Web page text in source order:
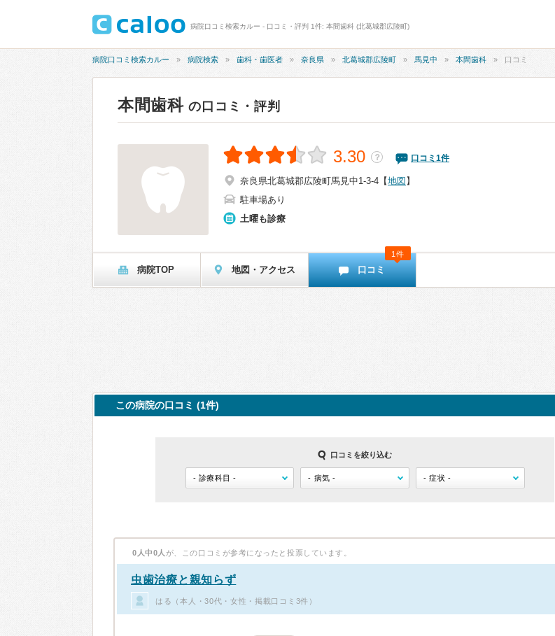
病院口コミ検索カルー - 口コミ・評判 1件: 本間歯科 (北葛城郡広陵町)
病院口コミ検索カルー 病院検索 歯科・歯医者 奈良県 北葛城郡広陵町 馬見中 本間歯科 口コミ
本間歯科 の口コミ・評判
3.30 ？ 口コミ 1件
奈良県北葛城郡広陵町馬見中1-3-4 【地図 】
駐車場あり
土曜も診療
病院TOP 地図・アクセス 口コミ
1件
この病院の口コミ (1件)
口コミを絞り込む
0人中0人 が、この口コミが参考になったと投票しています。
虫歯治療と親知らず
はる（本人・30代・女性・掲載口コミ3件）